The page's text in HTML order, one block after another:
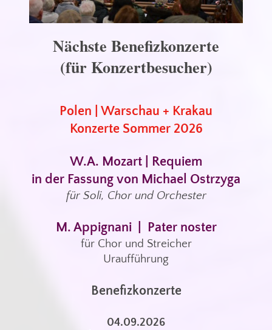
Nächste Benefizkonzerte
(für Konzertbesucher)
Polen | Warschau + Krakau
Konzerte Sommer 2026
W.A. Mozart | Requiem
in der Fassung von Michael Ostrzyga
für Soli, Chor und Orchester
M. Appignani | Pater noster
für Chor und Streicher
Uraufführung
Benefizkonzerte
04.09.2026